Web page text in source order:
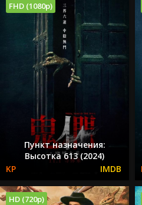
FHD (1080p)
Пункт назначения:
Высотка 613 (2024)
HD (720p)